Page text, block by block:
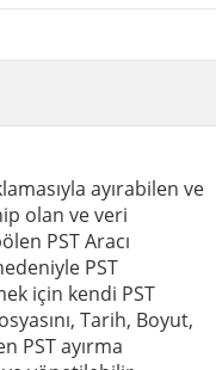
ayırabilen ve
olan ve veri
PST Aracı
PST
için kendi PST
Tarih, Boyut,
PST ayırma